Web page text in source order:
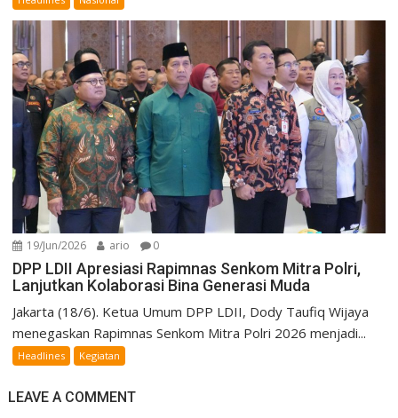
19/Jun/2026 ario 0
DPP LDII Apresiasi Rapimnas Senkom Mitra Polri,
Lanjutkan Kolaborasi Bina Generasi Muda
Jakarta (18/6). Ketua Umum DPP LDII, Dody Taufiq Wijaya
menegaskan Rapimnas Senkom Mitra Polri 2026 menjadi...
Headlines Kegiatan
LEAVE A COMMENT